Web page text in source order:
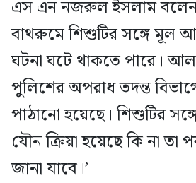
এস এন নজরুল ইসলাম
বাথরুমে শিশুটির সঙ্গে মূল
ঘটনা ঘটে থাকতে পারে।
পুলিশের অপরাধ তদন্ত
পাঠানো হয়েছে। শিশুটির
যৌন ক্রিয়া হয়েছে কি না তা
জানা যাবে।’